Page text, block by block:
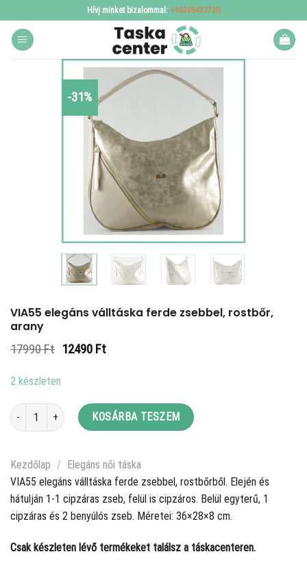
to
content
Hívj minket bizalommal: +36209433720
-31%
VIA55 elegáns válltáska ferde zsebbel, rostbőr,
arany
17990Ft Original
12490 FtCurrent
2 készleten
VIA55 elegáns válltáska ferde zsebbel, rostbőr, arany mennyiség
KOSÁRBA TESZEM
Kezdőlap /
Elegáns női táska
VIA55 elegáns válltáska ferde zsebbel, rostbőrből. Elején és
hátulján 1-1 cipzáras zseb, felül is cipzáros. Belül egyterű, 1
cipzáras és 2 benyúlós zseb. Méretei: 36×28×8 cm.
Csak készleten lévő termékeket találsz a táskacenteren.